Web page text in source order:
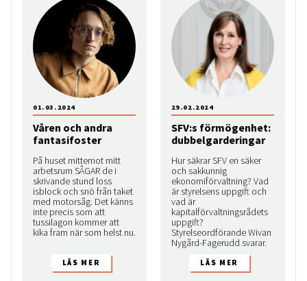
Våren och andra
fantasifoster
På huset mittemot mitt
arbetsrum SÅGAR de i
skrivande stund loss
isblock och snö från taket
med motorsåg. Det känns
inte precis som att
tussilagon kommer att
kika fram när som helst nu.
01.03.2024
SFV:s förmögenhet:
dubbelgarderingar
Hur säkrar SFV en säker
och sakkunnig
ekonomiförvaltning? Vad
är styrelsens uppgift och
vad är
kapitalförvaltningsrådets
uppgift?
Styrelseordförande Wivan
Nygård-Fagerudd svarar.
29.02.2024